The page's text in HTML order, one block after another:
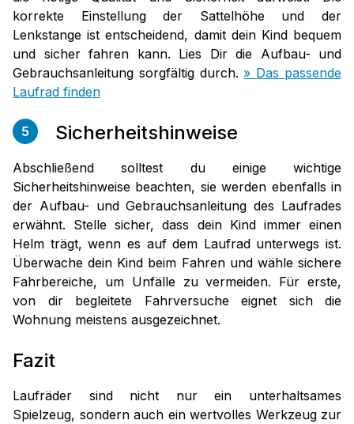
korrekte Einstellung der Sattelhöhe und der
Lenkstange ist entscheidend, damit dein Kind bequem
und sicher fahren kann. Lies Dir die Aufbau- und
Gebrauchsanleitung sorgfältig durch. » Das passende
Laufrad finden
5 Sicherheitshinweise
Abschließend solltest du einige wichtige
Sicherheitshinweise beachten, sie werden ebenfalls in
der Aufbau- und Gebrauchsanleitung des Laufrades
erwähnt. Stelle sicher, dass dein Kind immer einen
Helm trägt, wenn es auf dem Laufrad unterwegs ist.
Überwache dein Kind beim Fahren und wähle sichere
Fahrbereiche, um Unfälle zu vermeiden. Für erste,
von dir begleitete Fahrversuche eignet sich die
Wohnung meistens ausgezeichnet.
Fazit
Laufräder sind nicht nur ein unterhaltsames
Spielzeug, sondern auch ein wertvolles Werkzeug zur